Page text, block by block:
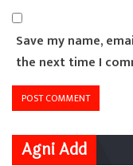
Save my name,
the next time I
Agni Add